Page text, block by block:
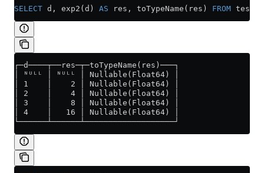
SELECT d, exp2(d) AS res, toTypeName(res) FROM test;
┌─d────┬──res─┬─toTypeName(res)───┐
│ ᴺᵁᴸᴸ │ ᴺᵁᴸᴸ │ Nullable(Float64) │
│ 1    │    2 │ Nullable(Float64) │
│ 2    │    4 │ Nullable(Float64) │
│ 3    │    8 │ Nullable(Float64) │
│ 4    │   16 │ Nullable(Float64) │
└──────┴──────┴───────────────────┘